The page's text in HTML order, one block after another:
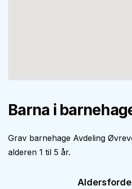
Barna i
Grav barnehage Avdeling
alderen 1 til 5 år.